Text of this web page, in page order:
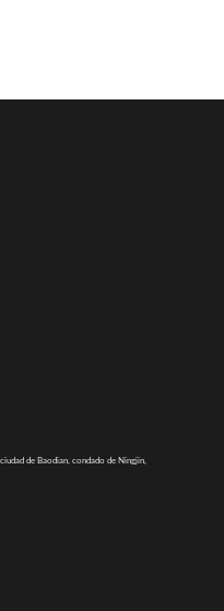
de Baodian, condado de Ningjin,